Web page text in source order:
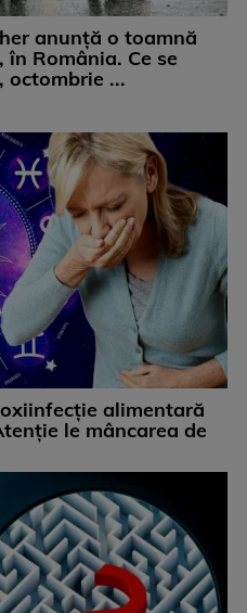
anunță o toamnă
România. Ce se
octombrie ...
alimentară
le mâncarea de